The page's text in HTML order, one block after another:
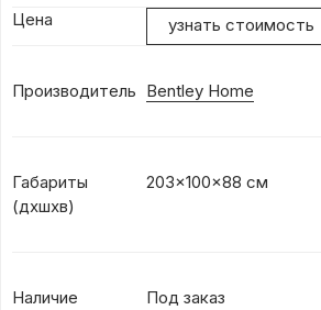
Цена узнать стоимость
Производитель Bentley Home
Габариты
(дхшхв)
203x100x88 см
Наличие Под заказ